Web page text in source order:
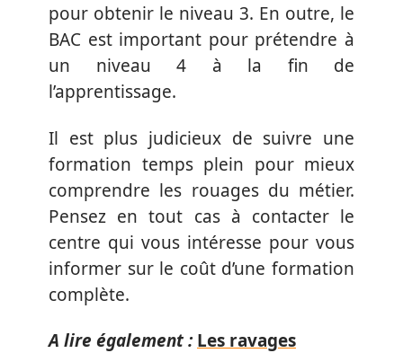
pour obtenir le niveau 3. En outre, le
BAC est important pour prétendre à
un niveau 4 à la fin de
l’apprentissage.
Il est plus judicieux de suivre une
formation temps plein pour mieux
comprendre les rouages du métier.
Pensez en tout cas à contacter le
centre qui vous intéresse pour vous
informer sur le coût d’une formation
complète.
A lire également : Les ravages